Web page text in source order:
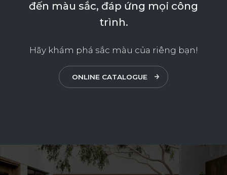
đến màu sắc, đáp ứng mọi công
trình.
Hãy khám phá sắc màu của riêng bạn!
ONLINE CATALOGUE